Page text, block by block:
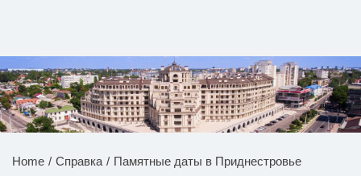
НОВОСТИ ПРИДНЕСТРОВЬЯ
Home Справка Памятные даты в Приднестровье